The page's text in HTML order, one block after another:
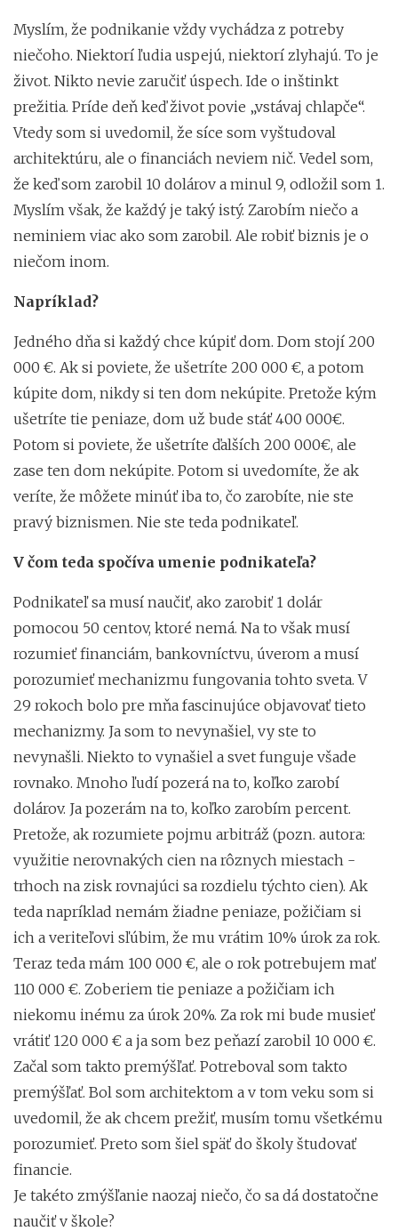
Myslím, že podnikanie vždy vychádza z potreby
niečoho. Niektorí ľudia uspejú, niektorí zlyhajú. To je
život. Nikto nevie zaručiť úspech. Ide o inštinkt
prežitia. Príde deň keď život povie „vstávaj chlapče“.
Vtedy som si uvedomil, že síce som vyštudoval
architektúru, ale o financiách neviem nič. Vedel som,
že keď som zarobil 10 dolárov a minul 9, odložil som 1.
Myslím však, že každý je taký istý. Zarobím niečo a
neminiem viac ako som zarobil. Ale robiť biznis je o
niečom inom.
Napríklad?
Jedného dňa si každý chce kúpiť dom. Dom stojí 200
000 €. Ak si poviete, že ušetríte 200 000 €, a potom
kúpite dom, nikdy si ten dom nekúpite. Pretože kým
ušetríte tie peniaze, dom už bude stáť 400 000€.
Potom si poviete, že ušetríte ďalších 200 000€, ale
zase ten dom nekúpite. Potom si uvedomíte, že ak
veríte, že môžete minúť iba to, čo zarobíte, nie ste
pravý biznismen. Nie ste teda podnikateľ.
V čom teda spočíva umenie podnikateľa?
Podnikateľ sa musí naučiť, ako zarobiť 1 dolár
pomocou 50 centov, ktoré nemá. Na to však musí
rozumieť financiám, bankovníctvu, úverom a musí
porozumieť mechanizmu fungovania tohto sveta. V
29 rokoch bolo pre mňa fascinujúce objavovať tieto
mechanizmy. Ja som to nevynašiel, vy ste to
nevynašli. Niekto to vynašiel a svet funguje všade
rovnako. Mnoho ľudí pozerá na to, koľko zarobí
dolárov. Ja pozerám na to, koľko zarobím percent.
Pretože, ak rozumiete pojmu arbitráž (pozn. autora:
využitie nerovnakých cien na rôznych miestach -
trhoch na zisk rovnajúci sa rozdielu týchto cien). Ak
teda napríklad nemám žiadne peniaze, požičiam si
ich a veriteľovi sľúbim, že mu vrátim 10% úrok za rok.
Teraz teda mám 100 000 €, ale o rok potrebujem mať
110 000 €. Zoberiem tie peniaze a požičiam ich
niekomu inému za úrok 20%. Za rok mi bude musieť
vrátiť 120 000 € a ja som bez peňazí zarobil 10 000 €.
Začal som takto premýšľať. Potreboval som takto
premýšľať. Bol som architektom a v tom veku som si
uvedomil, že ak chcem prežiť, musím tomu všetkému
porozumieť. Preto som šiel späť do školy študovať
financie.
Je takéto zmýšľanie naozaj niečo, čo sa dá dostatočne
naučiť v škole?